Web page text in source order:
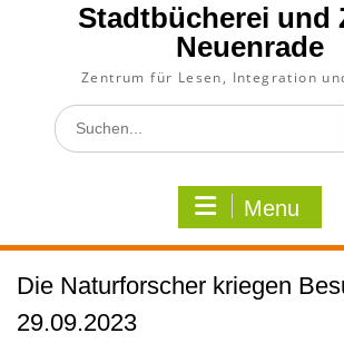
Stadtbücherei und
Neuenrade
Zentrum für Lesen, Integration
Search
for:
Menu
Die Naturforscher kriegen
29.09.2023